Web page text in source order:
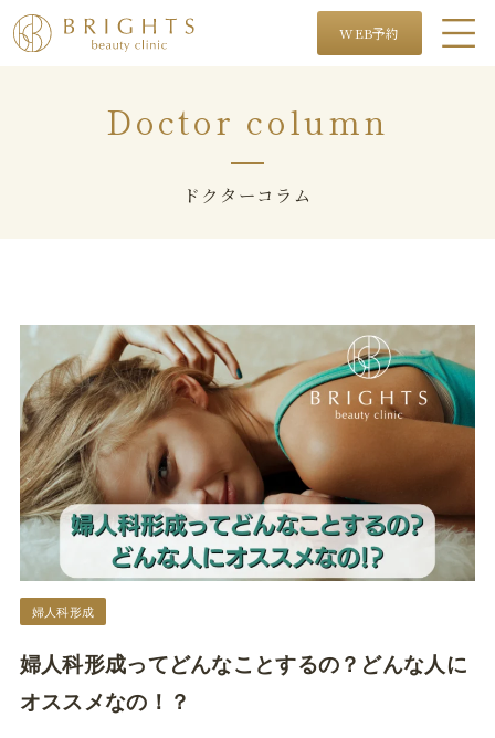
WEB予約
Doctor column
ドクターコラム
婦人科形成
婦人科形成ってどんなことするの？どんな人に
オススメなの！？